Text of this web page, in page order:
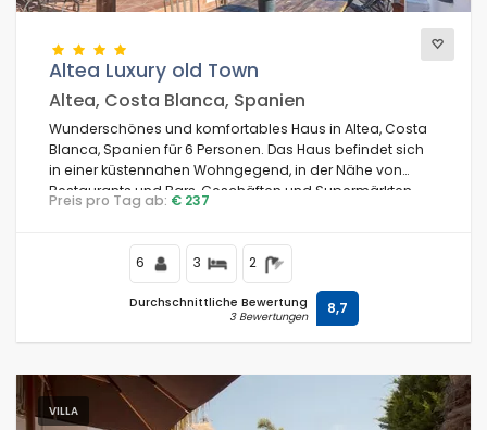
Altea Luxury old Town
Altea, Costa Blanca, Spanien
Wunderschönes und komfortables Haus in Altea, Costa
Blanca, Spanien für 6 Personen. Das Haus befindet sich
in einer küstennahen Wohngegend, in der Nähe von
Restaurants und Bars, Geschäften und Supermärkten,
und nur 200 m vom Strand von Altea entfernt.
Preis pro Tag ab: € 237
6 3 2
Durchschnittliche Bewertung
3 Bewertungen 8,7
VILLA